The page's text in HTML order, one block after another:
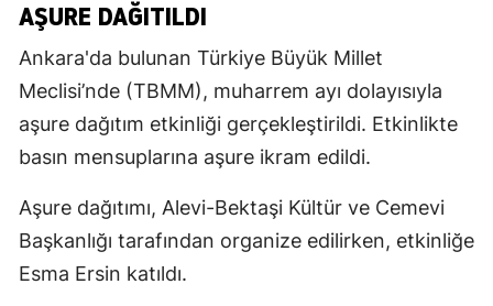
AŞURE DAĞITILDI
Ankara'da bulunan Türkiye Büyük Millet
Meclisi’nde (TBMM), muharrem ayı dolayısıyla
aşure dağıtım etkinliği gerçekleştirildi. Etkinlikte
basın mensuplarına aşure ikram edildi.
Aşure dağıtımı, Alevi-Bektaşi Kültür ve Cemevi
Başkanlığı tarafından organize edilirken, etkinliğe
Esma Ersin katıldı.